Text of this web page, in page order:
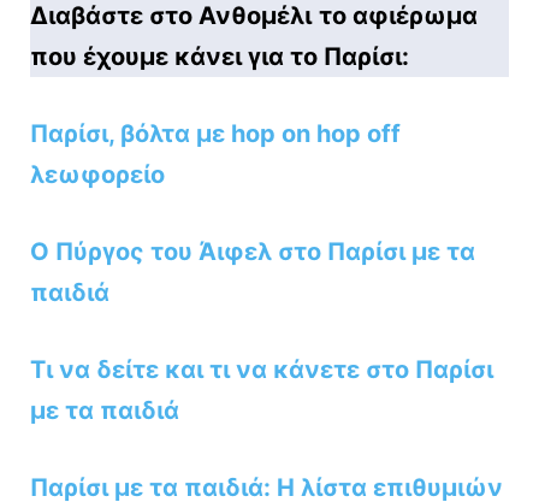
Διαβάστε στο Ανθομέλι το αφιέρωμα
που έχουμε κάνει για το Παρίσι:
Παρίσι, βόλτα με hop on hop off
λεωφορείο
Ο Πύργος του Άιφελ στο Παρίσι με τα
παιδιά
Τι να δείτε και τι να κάνετε στο Παρίσι
με τα παιδιά
Παρίσι με τα παιδιά: Η λίστα επιθυμιών